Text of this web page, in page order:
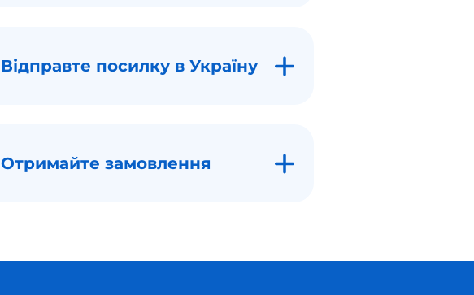
Відправте посилку в Україну
Отримайте замовлення